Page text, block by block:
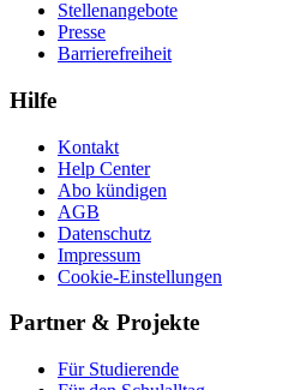
Stellenangebote
Presse
Barrierefreiheit
Hilfe
Kontakt
Help Center
Abo kündigen
AGB
Datenschutz
Impressum
Cookie-Einstellungen
Partner & Projekte
Für Stu­die­rende